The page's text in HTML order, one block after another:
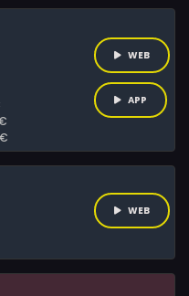
francesa.
WEB
APP
WEB